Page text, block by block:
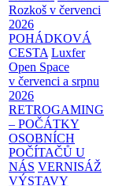
Rozkoš v červenci
2026
POHÁDKOVÁ
CESTA Luxfer
Open Space
v červenci a srpnu
2026
RETROGAMING
– POČÁTKY
OSOBNÍCH
POČÍTAČŮ U
NÁS VERNISÁŽ
VÝSTAVY